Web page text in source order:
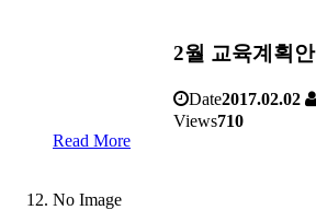
2월 교육계획안
Date2017.02.02
Views710
Read More
No Image